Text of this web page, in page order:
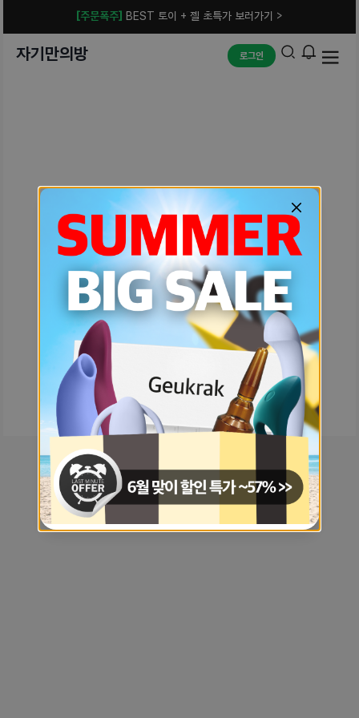
[주문폭주] BEST 토이 + 젤 초특가 보러가기 >
자기만의방 로그인
예상치 못한 에러입니다.